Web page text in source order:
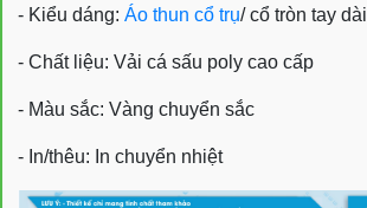
- Kiểu dáng: Áo thun cổ trụ/ cổ tròn tay dài
- Chất liệu: Vải cá sấu poly cao cấp
- Màu sắc: Vàng chuyển sắc
- In/thêu: In chuyển nhiệt